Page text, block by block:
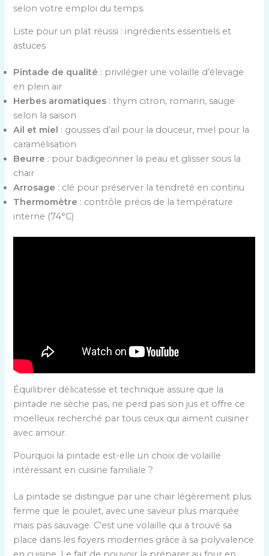
selon votre emploi du temps.
Liste pour un plat réussi : ingrédients essentiels et
astuces
Pintade de qualité : privilégier une volaille d’élevage
en plein air
Herbes aromatiques : thym citron, romarin, sauge
selon la saison
Ail et miel : gousses d’ail pour la douceur, miel pour la
caramélisation
Beurre : pour badigeonner la peau et glisser sous la
chair
Arrosage : clé pour préserver la tendreté en continu
Thermomètre : contrôle précis de la température
interne (74°C)
Équilibrer délicatesse et technique assure que la
pintade ne sèche pas, ne perd pas son jus et offre ce
moelleux recherché par tous ceux qui aiment cuisiner
avec amour.
Pourquoi la pintade est-elle un choix de volaille
intéressant en cuisine familiale ?
La pintade se distingue par une chair légèrement plus
ferme que le poulet, avec une saveur plus marquée
mais pas sauvage. C’est une volaille qui a trouvé sa
place dans les foyers modernes grâce à sa polyvalence